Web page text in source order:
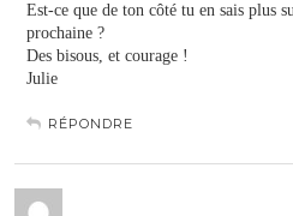
Est-ce que de ton côté tu en sais plus
prochaine ?
Des bisous, et courage !
Julie
RÉPONDRE